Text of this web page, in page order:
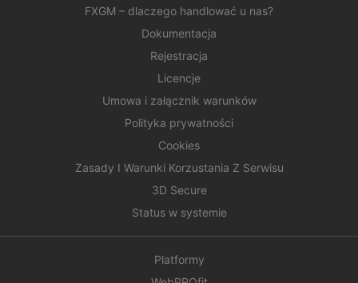
FXGM – dlaczego handlować u nas?
Dokumentacja
Rejestracja
Licencje
Umowa i załącznik warunków
Polityka prywatności
Cookies
Zasady I Warunki Korzustania Z Serwisu
3D Secure
Status w systemie
Platformy